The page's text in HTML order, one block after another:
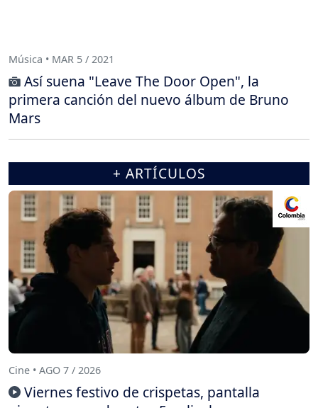
Música • MAR 5 / 2021
Así suena "Leave The Door Open", la
primera canción del nuevo álbum de Bruno
Mars
+ ARTÍCULOS
Cine • AGO 7 / 2026
Viernes festivo de crispetas, pantalla